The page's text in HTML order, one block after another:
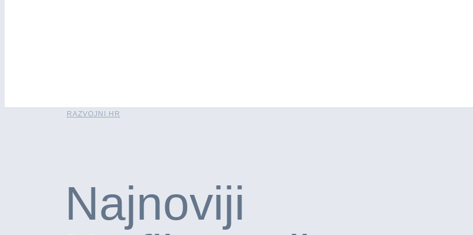
RAZVOJNI.HR
Najnoviji